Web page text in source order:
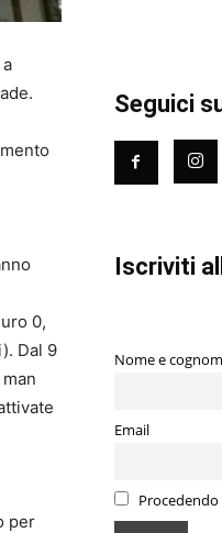
0,
Dal 9
per
Seguici
Iscriviti
Nome e
Email